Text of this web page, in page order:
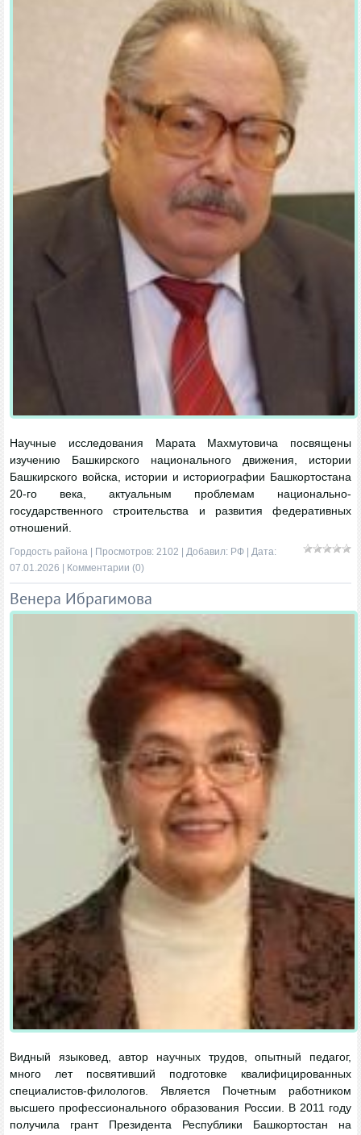
Научные исследования Марата Махмутовича посвящены
изучению Башкирского национального движения, истории
Башкирского войска, истории и историографии Башкортостана
20-го века, актуальным проблемам национально-
государственного строительства и развития федеративных
отношений.
Гордость района | Просмотров: 2102 | Добавил: РФ | Дата:
07.01.2026
Комментарии (0)
Венера Ибрагимова
Видный языковед, автор научных трудов, опытный педагог,
много лет посвятивший подготовке квалифицированных
специалистов-филологов. Является Почетным работником
высшего профессионального образования России. В 2011 году
получила грант Президента Республики Башкортостан на